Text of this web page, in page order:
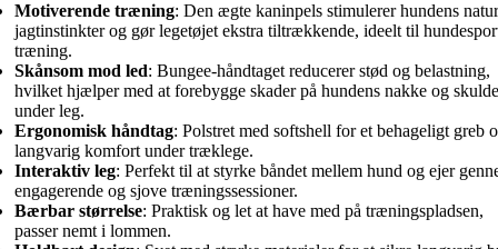
Motiverende træning: Den ægte kaninpels stimulerer hundens
jagtinstinkter og gør legetøjet ekstra tiltrækkende, ideelt til
træning.
Skånsom mod led: Bungee-håndtaget reducerer stød og belastning,
hvilket hjælper med at forebygge skader på hundens nakke og
under leg.
Ergonomisk håndtag: Polstret med softshell for et behageligt greb
langvarig komfort under træklege.
Interaktiv leg: Perfekt til at styrke båndet mellem hund og ejer
engagerende og sjove træningssessioner.
Bærbar størrelse: Praktisk og let at have med på træningspladsen,
passer nemt i lommen.